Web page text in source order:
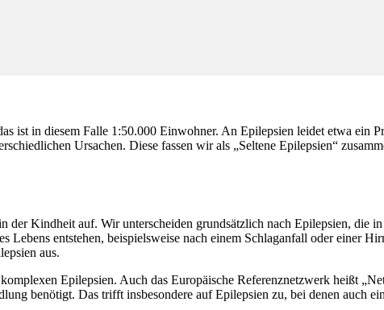
ist in diesem Falle 1:50.000 Einwohner. An Epilepsien leidet etwa ein
Ursachen. Diese fassen wir als „Seltene Epilepsien“
der Kindheit auf. Wir unterscheiden grundsätzlich nach Epilepsien, die
entstehen, beispielsweise nach einem Schlaganfall oder einer
aus.
Epilepsien. Auch das Europäische Referenznetzwerk heißt
benötigt. Das trifft insbesondere auf Epilepsien zu, bei denen auch